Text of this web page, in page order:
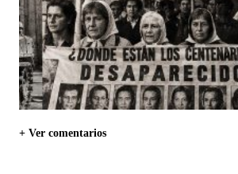
+ Ver comentarios